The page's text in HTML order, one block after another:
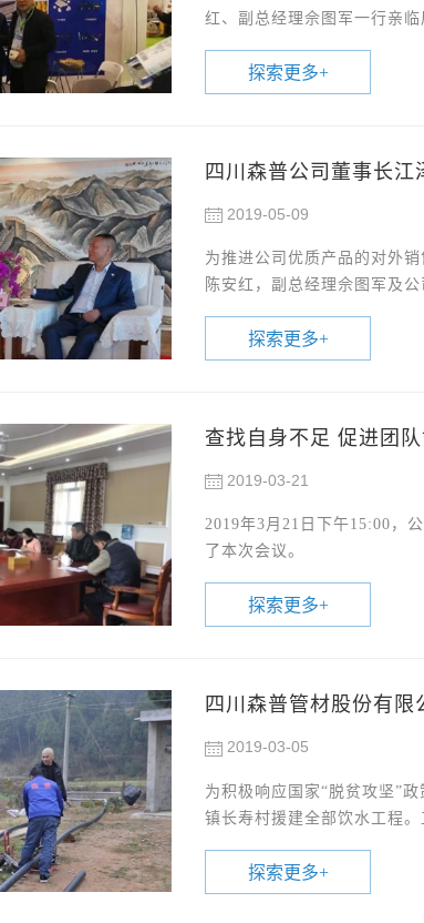
红、副总经理佘图军一行亲临
探索更多+
四川森普公司董事长
2019-05-09
为推进公司优质产品的对外
陈安红，副总经理佘图军及
探索更多+
查找自身不足 促进团
2019-03-21
2019年3月21日下午15:00，
了本次会议。
探索更多+
四川森普管材股份有限
2019-03-05
为积极响应国家“脱贫攻坚”
镇长寿村援建全部饮水工程。
探索更多+